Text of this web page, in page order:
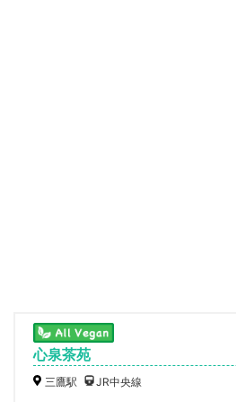
心泉茶苑
三鷹駅 JR中央線